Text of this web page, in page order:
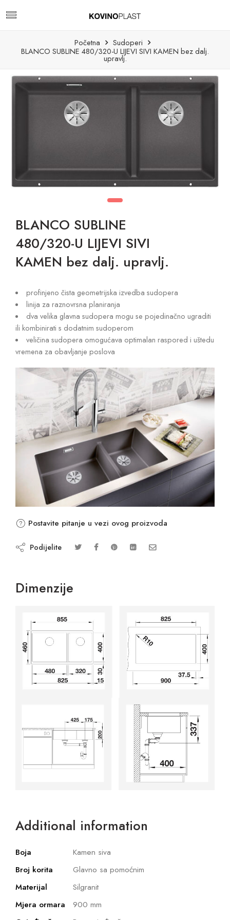
Početna
Sudoperi
BLANCO SUBLINE 480/320-U LIJEVI SIVI KAMEN bez dalj.
upravlj.
BLANCO SUBLINE
480/320-U LIJEVI SIVI
KAMEN bez dalj. upravlj.
profinjeno čista geometrijska izvedba sudopera
linija za raznovrsna planiranja
dva velika glavna sudopera mogu se pojedinačno ugraditi
ili kombinirati s dodatnim sudoperom
veličina sudopera omogućava optimalan raspored i uštedu
vremena za obavljanje poslova
Postavite pitanje u vezi ovog proizvoda
Podijelite
Dimenzije
Additional information
Boja
Kamen siva
Broj korita
Glavno sa pomoćnim
Materijal
Silgranit
Mjera ormara
900 mm